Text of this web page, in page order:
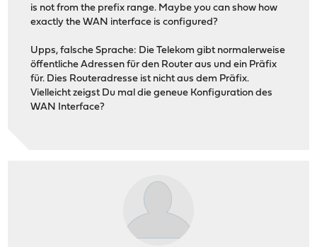
is not from the prefix range. Maybe you can show how
exactly the WAN interface is configured?
Upps, falsche Sprache: Die Telekom gibt normalerweise
öffentliche Adressen für den Router aus und ein Präfix
für. Dies Routeradresse ist nicht aus dem Präfix.
Vielleicht zeigst Du mal die geneue Konfiguration des
WAN Interface?